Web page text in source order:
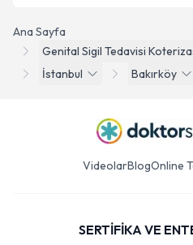
Ana Sayfa
Genital Sigil Tedavisi
İstanbul
Bakırköy
VideolarBlogOnline
SERTİFİKA VE